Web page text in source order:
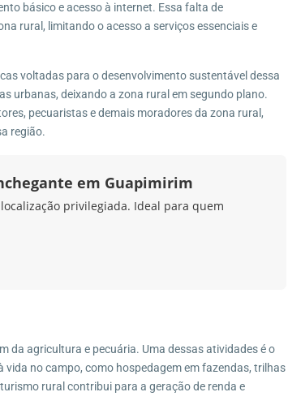
básico e acesso à internet. Essa falta de
rural, limitando o acesso a serviços essenciais e
voltadas para o desenvolvimento sustentável dessa
urbanas, deixando a zona rural em segundo plano.
pecuaristas e demais moradores da zona rural,
região.
em Guapimirim
privilegiada. Ideal para quem
da agricultura e pecuária. Uma dessas atividades é o
no campo, como hospedagem em fazendas, trilhas
rural contribui para a geração de renda e